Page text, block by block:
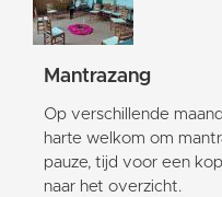
Mantrazang
Op verschillende
harte welkom om
pauze, tijd voor een
naar het overzicht.